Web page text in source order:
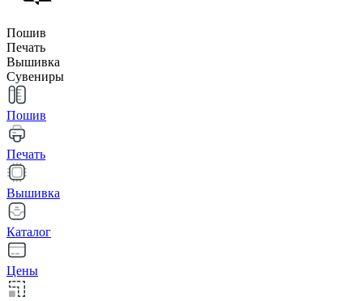
Пошив
Печать
Вышивка
Сувениры
Пошив
Печать
Вышивка
Каталог
Цены